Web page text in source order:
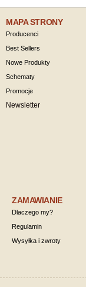
MAPA STRONY
Producenci
Best Sellers
Nowe Produkty
Schematy
Promocje
Newsletter
ZAMAWIANIE
Dlaczego my?
Regulamin
Wysyłka i zwroty